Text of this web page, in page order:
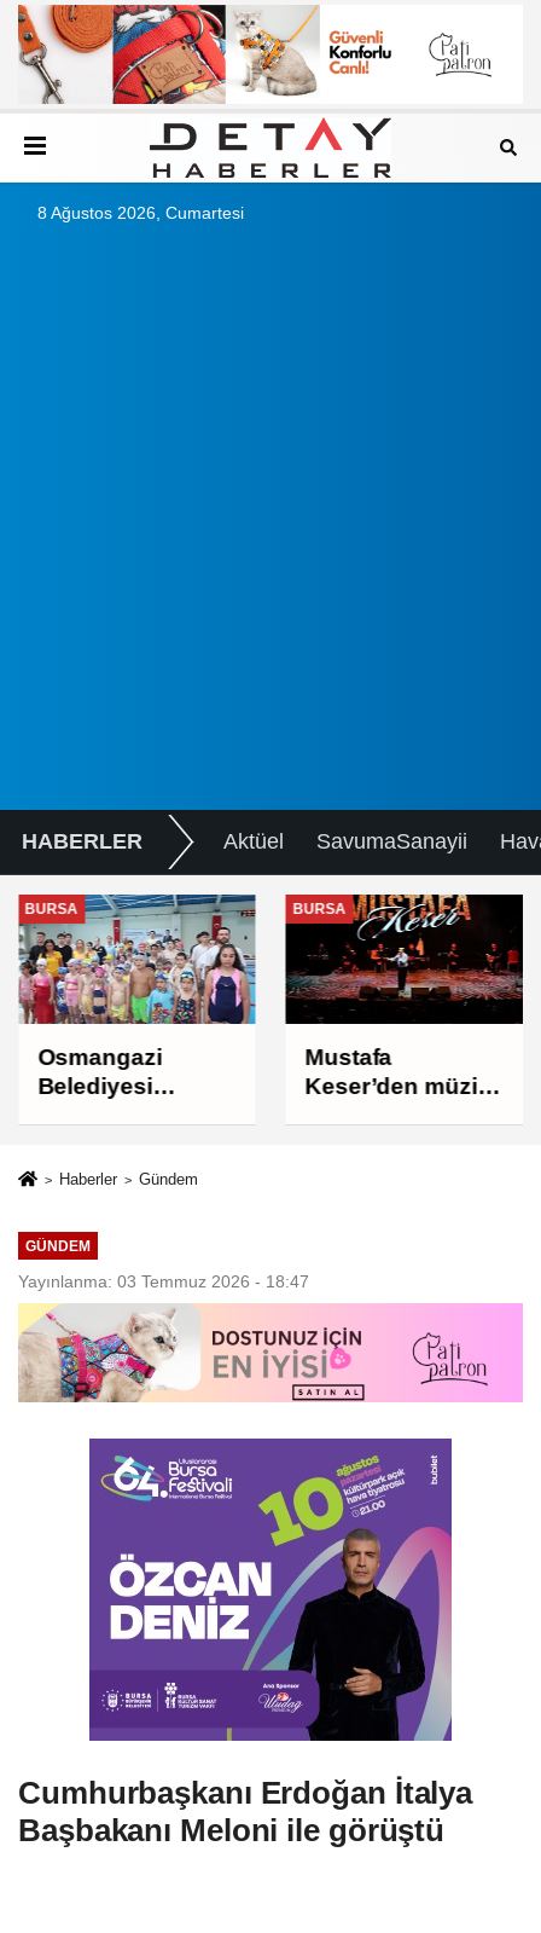
8 Ağustos 2026, Cumartesi
HABERLER Aktüel SavumaSanayii
BURSA
Osmangazi
Belediyesi
BURSA
Mustafa
Keser’den müzik
Haberler Gündem
GÜNDEM
Yayınlanma: 03 Temmuz 2026 - 18:47
Cumhurbaşkanı Erdoğan İtalya
Başbakanı Meloni ile görüştü